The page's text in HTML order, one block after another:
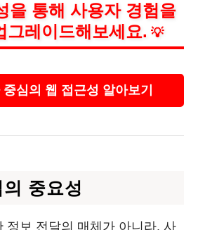
을 통해 사용자 경험을
그레이드해보세요. 💡
심의 웹 접근성 알아보기
중요성
정보 전달의 매체가 아니라, 사